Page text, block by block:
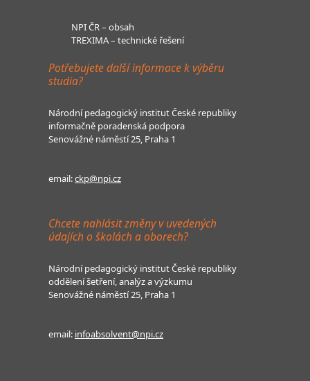
NPI ČR – obsah
TREXIMA – technické řešení
Potřebujete další informace k výběru
studia?
Národní pedagogický institut České republiky
informačně poradenská podpora
Senovážné náměstí 25, Praha 1
email:ckp@npi.cz
Chcete nahlásit změny v uvedených
údajích o školách a oborech?
Národní pedagogický institut České republiky
oddělení šetření, analýz a výzkumu
Senovážné náměstí 25, Praha 1
email: infoabsolvent@npi.cz